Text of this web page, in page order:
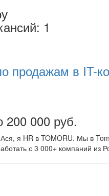
1
продажам в IT-
200 000 руб.
я HR в TOMORU. Мы в
с 3 000+ компаний из